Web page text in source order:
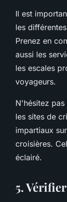
Il est
les
Prenez en
aussi les
les escales
voyageurs.
N'hésitez
les sites de
impartiaux
croisières.
éclairé.
5.